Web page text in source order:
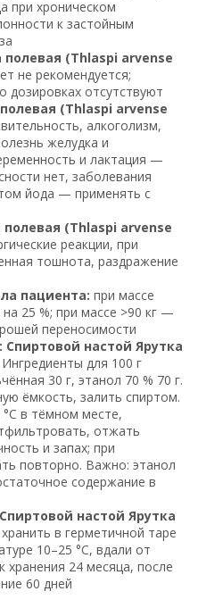
при хроническом
к застойным
(Thlaspi arvense
не рекомендуется;
дозировках отсутствуют
(Thlaspi arvense
алкоголизм,
желудка и
и лактация —
нет, заболевания
йода — применять с
(Thlaspi arvense
реакции, при
тошнота, раздражение
пациента: при массе
25 %; при массе >90 кг —
переносимости
Спиртовой настой Ярутка
Ингредиенты для 100 г
30 г, этанол 70 % 70 г.
ёмкость, залить спиртом.
в тёмном месте,
отжать
и запах; при
повторно. Важно: этанол
содержание в
настой Ярутка
хранить в герметичной таре
10–25 °C, вдали от
хранения 24 месяца, после
60 дней